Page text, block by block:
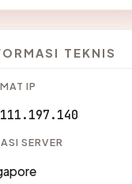
TEKNIS
IP
SERVER